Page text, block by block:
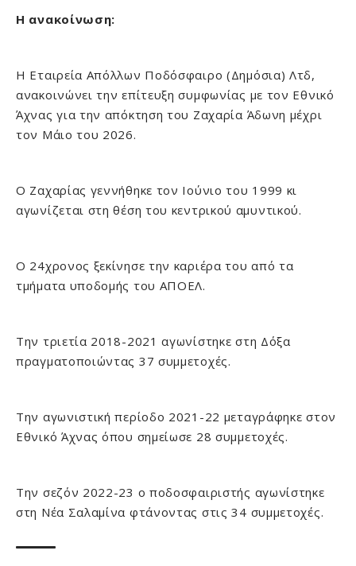
Η ανακοίνωση:
Η Εταιρεία Απόλλων Ποδόσφαιρο (Δημόσια) Λτδ,
ανακοινώνει την επίτευξη συμφωνίας με τον Εθνικό
Άχνας για την απόκτηση του Ζαχαρία Άδωνη μέχρι
τον Μάιο του 2026.
Ο Ζαχαρίας γεννήθηκε τον Ιούνιο του 1999 κι
αγωνίζεται στη θέση του κεντρικού αμυντικού.
Ο 24χρονος ξεκίνησε την καριέρα του από τα
τμήματα υποδομής του ΑΠΟΕΛ.
Την τριετία 2018-2021 αγωνίστηκε στη Δόξα
πραγματοποιώντας 37 συμμετοχές.
Την αγωνιστική περίοδο 2021-22 μεταγράφηκε στον
Εθνικό Άχνας όπου σημείωσε 28 συμμετοχές.
Την σεζόν 2022-23 ο ποδοσφαιριστής αγωνίστηκε
στη Νέα Σαλαμίνα φτάνοντας στις 34 συμμετοχές.